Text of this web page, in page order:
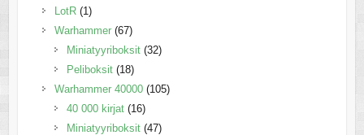
LotR (1)
Warhammer (67)
Miniatyyriboksit (32)
Peliboksit (18)
Warhammer 40000 (105)
40 000 kirjat (16)
Miniatyyriboksit (47)